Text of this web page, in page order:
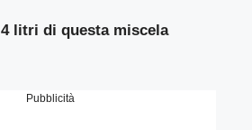
4 litri di questa miscela
Pubblicità